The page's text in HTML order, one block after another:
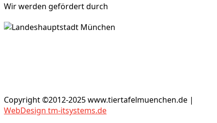
Wir werden gefördert durch
Copyright ©2012-2025 www.tiertafelmuenchen.de |
WebDesign tm-itsystems.de